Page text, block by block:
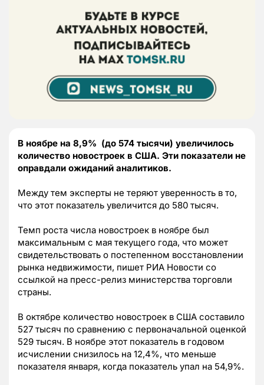
В ноябре на 8,9% (до 574 тысячи) увеличилось
количество новостроек в США. Эти показатели не
оправдали ожиданий аналитиков.
Между тем эксперты не теряют уверенность в то,
что этот показатель увеличится до 580 тысяч.
Темп роста числа новостроек в ноябре был
максимальным с мая текущего года, что может
свидетельствовать о постепенном восстановлении
рынка недвижимости, пишет РИА Новости со
ссылкой на пресс-релиз министерства торговли
страны.
В октябре количество новостроек в США составило
527 тысяч по сравнению с первоначальной оценкой
529 тысяч. В ноябре этот показатель в годовом
исчислении снизилось на 12,4%, что меньше
показателя января, когда показатель упал на 54,9%.